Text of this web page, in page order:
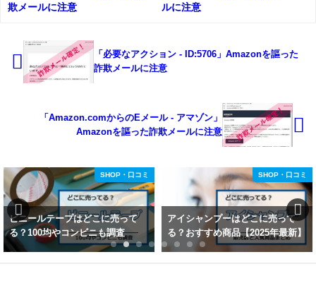
欺メールに注意
ルに注意
「必要なアクション - ID:5706」Amazonを謳った
詐欺メールに注意
「Amazon.comからのEメール - アマゾン」
Amazonを謳った詐欺メールに注意
SHOP・口コミ
アイシャンプーはどこに売って
る？おすすめ商品【2025年最新】
SHOP・口コミ
BDショットはどこに売ってる？
実店舗や通販の最安値比較まとめ